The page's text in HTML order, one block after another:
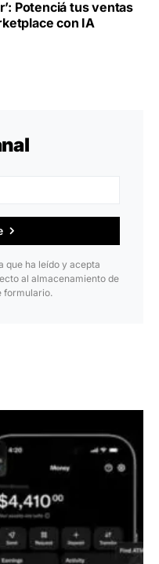
Potenciá tus ventas
con IA
que ha leído y acepta
al almacenamiento de
formulario.